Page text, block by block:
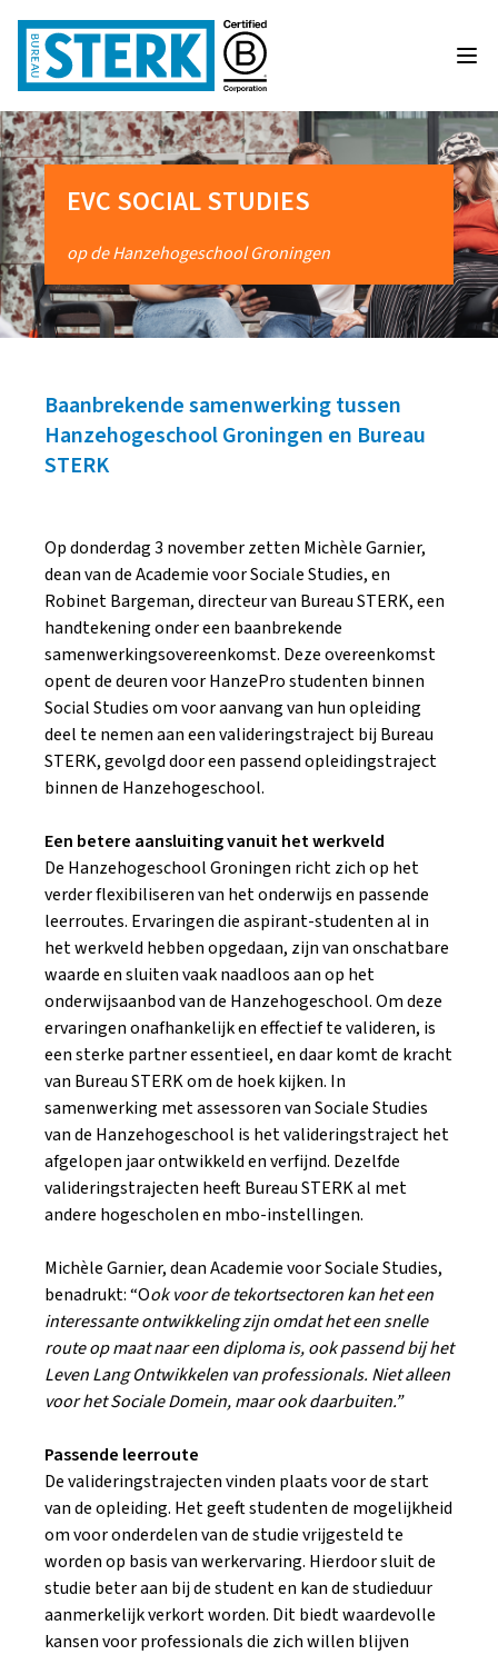
EVC SOCIAL STUDIES
op de Hanzehogeschool Groningen
Baanbrekende samenwerking tussen
Hanzehogeschool Groningen en Bureau
STERK
Op donderdag 3 november zetten Michèle Garnier,
dean van de Academie voor Sociale Studies, en
Robinet Bargeman, directeur van Bureau STERK, een
handtekening onder een baanbrekende
samenwerkingsovereenkomst. Deze overeenkomst
opent de deuren voor HanzePro studenten binnen
Social Studies om voor aanvang van hun opleiding
deel te nemen aan een valideringstraject bij Bureau
STERK, gevolgd door een passend opleidingstraject
binnen de Hanzehogeschool.
Een betere aansluiting vanuit het werkveld
De Hanzehogeschool Groningen richt zich op het
verder flexibiliseren van het onderwijs en passende
leerroutes. Ervaringen die aspirant-studenten al in
het werkveld hebben opgedaan, zijn van onschatbare
waarde en sluiten vaak naadloos aan op het
onderwijsaanbod van de Hanzehogeschool. Om deze
ervaringen onafhankelijk en effectief te valideren, is
een sterke partner essentieel, en daar komt de kracht
van Bureau STERK om de hoek kijken. In
samenwerking met assessoren van Sociale Studies
van de Hanzehogeschool is het valideringstraject het
afgelopen jaar ontwikkeld en verfijnd. Dezelfde
valideringstrajecten heeft Bureau STERK al met
andere hogescholen en mbo-instellingen.
Michèle Garnier, dean Academie voor Sociale Studies,
benadrukt: “Ook voor de tekortsectoren kan het een
interessante ontwikkeling zijn omdat het een snelle
route op maat naar een diploma is, ook passend bij het
Leven Lang Ontwikkelen van professionals. Niet alleen
voor het Sociale Domein, maar ook daarbuiten.”
Passende leerroute
De valideringstrajecten vinden plaats voor de start
van de opleiding. Het geeft studenten de mogelijkheid
om voor onderdelen van de studie vrijgesteld te
worden op basis van werkervaring. Hierdoor sluit de
studie beter aan bij de student en kan de studieduur
aanmerkelijk verkort worden. Dit biedt waardevolle
kansen voor professionals die zich willen blijven